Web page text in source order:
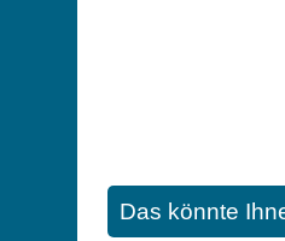
Das könnte